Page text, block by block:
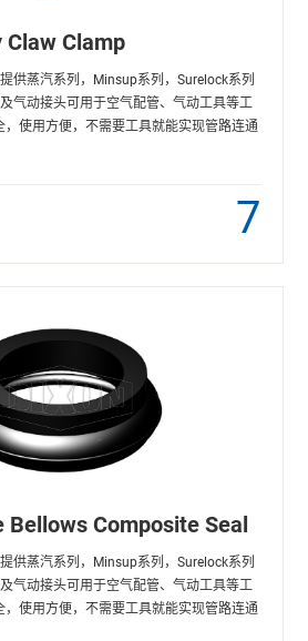
Clamp
供蒸汽系列，Minsup系列，Surelock系列
气动接头可用于空气配管、气动工具等工
使用方便，不需要工具就能实现管路连通
7
Bellows Composite Seal
供蒸汽系列，Minsup系列，Surelock系列
气动接头可用于空气配管、气动工具等工
使用方便，不需要工具就能实现管路连通